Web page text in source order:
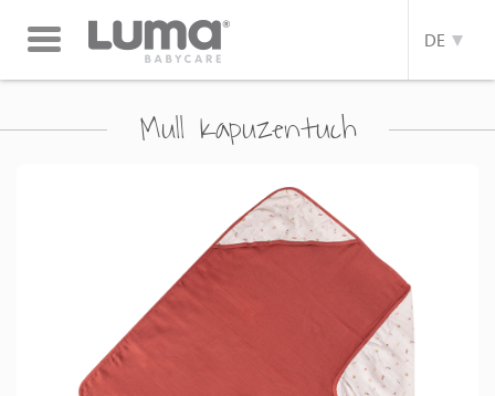
Toggle
navigation
DE
Mull Kapuzentuch